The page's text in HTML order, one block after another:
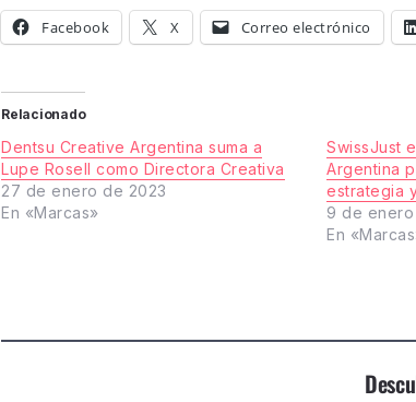
Facebook X Correo electrónico
Relacionado
Dentsu Creative Argentina suma a
Lupe Rosell como Directora Creativa
27 de enero de 2023
En «Marcas»
SwissJust
Argentina
estrategia
9 de
En